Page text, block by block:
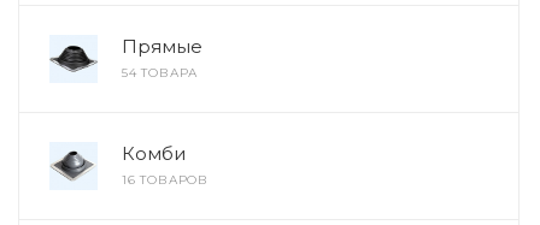
Прямые
54 ТОВАРА
Комби
16 ТОВАРОВ